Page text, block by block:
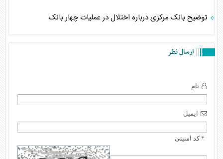
توضیح بانک مرکزی درباره اختلال در عملیات چهار بانک
ارسال نظر
نام
ایمیل
* کد امنیتی